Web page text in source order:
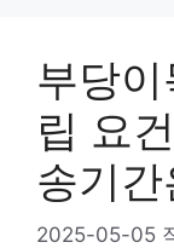
부당
립 요
송기간
2025-05-05